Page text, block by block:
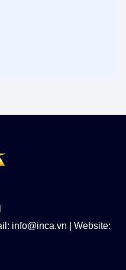
info@inca.vn | Website: